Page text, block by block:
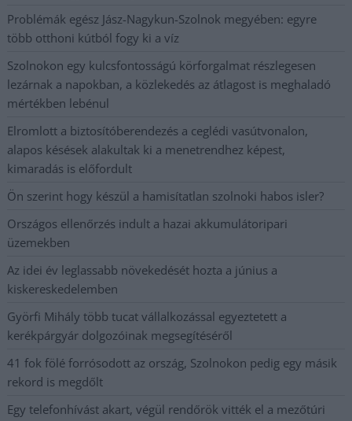
Problémák egész Jász-Nagykun-Szolnok megyében: egyre
több otthoni kútból fogy ki a víz
Szolnokon egy kulcsfontosságú körforgalmat részlegesen
lezárnak a napokban, a közlekedés az átlagost is meghaladó
mértékben lebénul
Elromlott a biztosítóberendezés a ceglédi vasútvonalon,
alapos késések alakultak ki a menetrendhez képest,
kimaradás is előfordult
Ön szerint hogy készül a hamisítatlan szolnoki habos isler?
Országos ellenőrzés indult a hazai akkumulátoripari
üzemekben
Az idei év leglassabb növekedését hozta a június a
kiskereskedelemben
Györfi Mihály több tucat vállalkozással egyeztetett a
kerékpárgyár dolgozóinak megsegítéséről
41 fok fölé forrósodott az ország, Szolnokon pedig egy másik
rekord is megdőlt
Egy telefonhívást akart, végül rendőrök vitték el a mezőtúri